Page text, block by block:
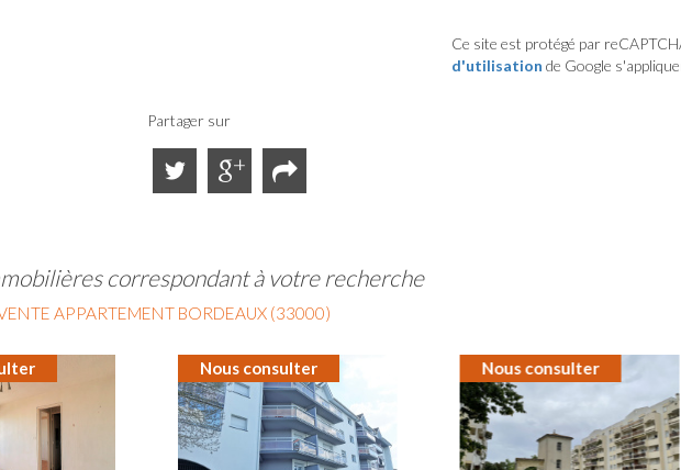
Ce site est protégé par
d'utilisation de Google
Partager sur
correspondant à votre recherche
APPARTEMENT BORDEAUX (33000)
Nous consulter Nous consulter